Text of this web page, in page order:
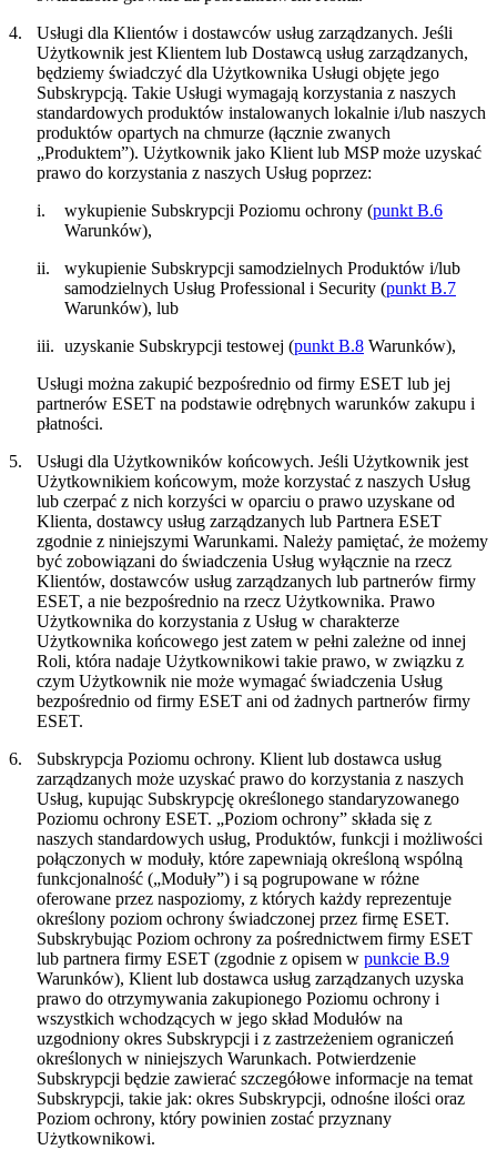
4.
Usługi dla Klientów i dostawców usług zarządzanych. Jeśli
Użytkownik jest Klientem lub Dostawcą usług zarządzanych,
będziemy świadczyć dla Użytkownika Usługi objęte jego
Subskrypcją. Takie Usługi wymagają korzystania z naszych
standardowych produktów instalowanych lokalnie i/lub naszych
produktów opartych na chmurze (łącznie zwanych
„Produktem”). Użytkownik jako Klient lub MSP może uzyskać
prawo do korzystania z naszych Usług poprzez:
i.
wykupienie Subskrypcji Poziomu ochrony (punkt B.6
Warunków),
ii.
wykupienie Subskrypcji samodzielnych Produktów i/lub
samodzielnych Usług Professional i Security (punkt B.7
Warunków), lub
iii. uzyskanie Subskrypcji testowej (punkt B.8 Warunków),
Usługi można zakupić bezpośrednio od firmy ESET lub jej
partnerów ESET na podstawie odrębnych warunków zakupu i
płatności.
5.
Usługi dla Użytkowników końcowych. Jeśli Użytkownik jest
Użytkownikiem końcowym, może korzystać z naszych Usług
lub czerpać z nich korzyści w oparciu o prawo uzyskane od
Klienta, dostawcy usług zarządzanych lub Partnera ESET
zgodnie z niniejszymi Warunkami. Należy pamiętać, że możemy
być zobowiązani do świadczenia Usług wyłącznie na rzecz
Klientów, dostawców usług zarządzanych lub partnerów firmy
ESET, a nie bezpośrednio na rzecz Użytkownika. Prawo
Użytkownika do korzystania z Usług w charakterze
Użytkownika końcowego jest zatem w pełni zależne od innej
Roli, która nadaje Użytkownikowi takie prawo, w związku z
czym Użytkownik nie może wymagać świadczenia Usług
bezpośrednio od firmy ESET ani od żadnych partnerów firmy
ESET.
6.
Subskrypcja Poziomu ochrony. Klient lub dostawca usług
zarządzanych może uzyskać prawo do korzystania z naszych
Usług, kupując Subskrypcję określonego standaryzowanego
Poziomu ochrony ESET. „Poziom ochrony” składa się z
naszych standardowych usług, Produktów, funkcji i możliwości
połączonych w moduły, które zapewniają określoną wspólną
funkcjonalność („Moduły”) i są pogrupowane w różne
oferowane przez naspoziomy, z których każdy reprezentuje
określony poziom ochrony świadczonej przez firmę ESET.
Subskrybując Poziom ochrony za pośrednictwem firmy ESET
lub partnera firmy ESET (zgodnie z opisem w punkcie B.9
Warunków), Klient lub dostawca usług zarządzanych uzyska
prawo do otrzymywania zakupionego Poziomu ochrony i
wszystkich wchodzących w jego skład Modułów na
uzgodniony okres Subskrypcji i z zastrzeżeniem ograniczeń
określonych w niniejszych Warunkach. Potwierdzenie
Subskrypcji będzie zawierać szczegółowe informacje na temat
Subskrypcji, takie jak: okres Subskrypcji, odnośne ilości oraz
Poziom ochrony, który powinien zostać przyznany
Użytkownikowi.